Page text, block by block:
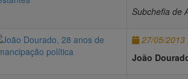
Subchefia de
27/05/2013
João